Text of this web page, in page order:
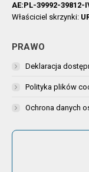
AE:PL-39992-39812-
Właściciel skrzynki:
PRAWO
Deklaracja
Polityka plików
Ochrona danych